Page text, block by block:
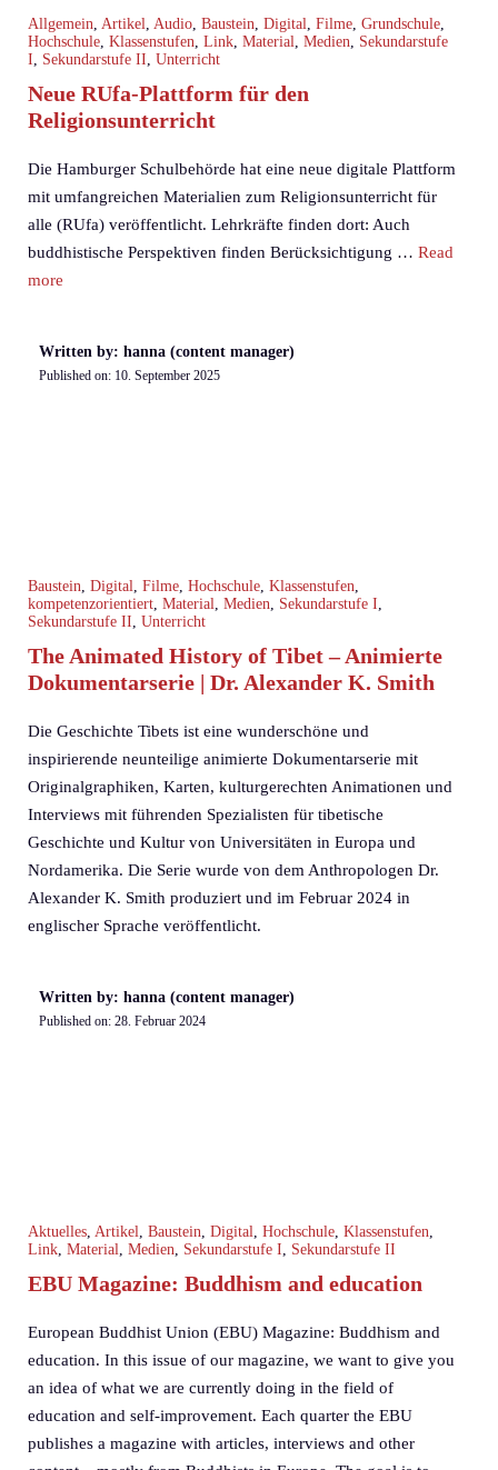
Allgemein, Artikel, Audio, Baustein, Digital, Filme, Grundschule,
Hochschule, Klassenstufen, Link, Material, Medien, Sekundarstufe
I, Sekundarstufe II, Unterricht
Neue RUfa-Plattform für den
Religionsunterricht
Die Hamburger Schulbehörde hat eine neue digitale Plattform
mit umfangreichen Materialien zum Religionsunterricht für
alle (RUfa) veröffentlicht. Lehrkräfte finden dort: Auch
buddhistische Perspektiven finden Berücksichtigung … Read
more
Written by: hanna (content manager)
Published on: 10. September 2025
Baustein, Digital, Filme, Hochschule, Klassenstufen,
kompetenzorientiert, Material, Medien, Sekundarstufe I,
Sekundarstufe II, Unterricht
The Animated History of Tibet – Animierte
Dokumentarserie | Dr. Alexander K. Smith
Die Geschichte Tibets ist eine wunderschöne und
inspirierende neunteilige animierte Dokumentarserie mit
Originalgraphiken, Karten, kulturgerechten Animationen und
Interviews mit führenden Spezialisten für tibetische
Geschichte und Kultur von Universitäten in Europa und
Nordamerika. Die Serie wurde von dem Anthropologen Dr.
Alexander K. Smith produziert und im Februar 2024 in
englischer Sprache veröffentlicht.
Written by: hanna (content manager)
Published on: 28. Februar 2024
Aktuelles, Artikel, Baustein, Digital, Hochschule, Klassenstufen,
Link, Material, Medien, Sekundarstufe I, Sekundarstufe II
EBU Magazine: Buddhism and education
European Buddhist Union (EBU) Magazine: Buddhism and
education. In this issue of our magazine, we want to give you
an idea of what we are currently doing in the field of
education and self-improvement. Each quarter the EBU
publishes a magazine with articles, interviews and other